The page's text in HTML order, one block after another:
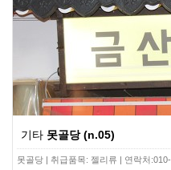
기타 못골당 (n.05)
못골당 | 취급품목: 젤리류 | 연락처